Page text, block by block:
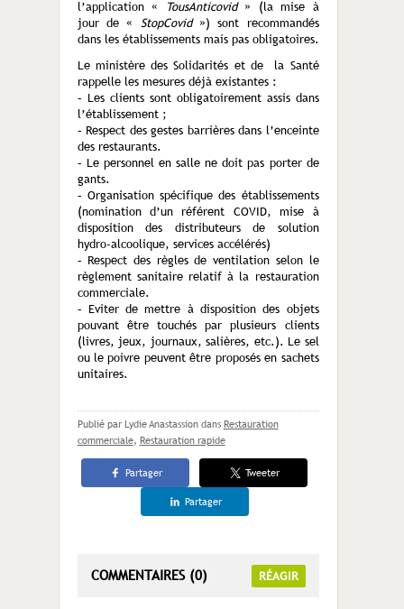
l’application« TousAnticovid» (la mise à
jour de« StopCovid») sont recommandés
dans les établissements mais pas obligatoires.
Le ministère des Solidarités et de la Santé
rappelle les mesures déjà existantes :
– Les clients sont obligatoirement assis dans
l’établissement ;
– Respect des gestes barrières dans l’enceinte
des restaurants.
– Le personnel en salle ne doit pas porter de
gants.
– Organisation spécifique des établissements
(nomination d’un référent COVID, mise à
disposition des distributeurs de solution
hydro-alcoolique, services accélérés)
– Respect des règles de ventilation selon le
règlement sanitaire relatif à la restauration
commerciale.
– Eviter de mettre à disposition des objets
pouvant être touchés par plusieurs clients
(livres, jeux, journaux, salières, etc.). Le sel
ou le poivre peuvent être proposés en sachets
unitaires.
Publié par Lydie Anastassion dans Restauration
commerciale, Restauration rapide
Partager Tweeter
Partager
COMMENTAIRES (0) RÉAGIR